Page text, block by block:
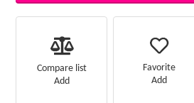
Compare list
Add
Favorite
Add